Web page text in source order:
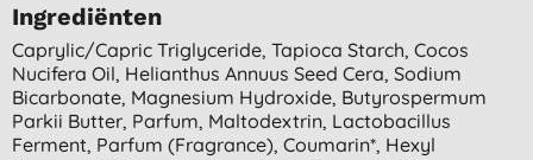
Ingrediënten
Caprylic/capric Triglyceride, Tapioca Starch, Cocos
Nucifera Oil, Helianthus Annuus Seed Cera, Sodium
Bicarbonate, Magnesium Hydroxide, Butyrospermum
Parkii Butter, Parfum, Maltodextrin, Lactobacillus
Ferment, Parfum (fragrance), Coumarin*, Hexyl